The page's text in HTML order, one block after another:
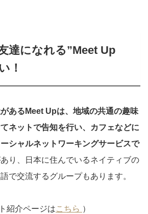
達になれる”Meet Up
！
あるMeet Upは、地域の共通の趣味
ネットで告知を行い、カフェなどに
シャルネットワーキングサービスで
り、日本に住んでいるネイティブの
で交流するグループもあります。
紹介ページはこちら ）